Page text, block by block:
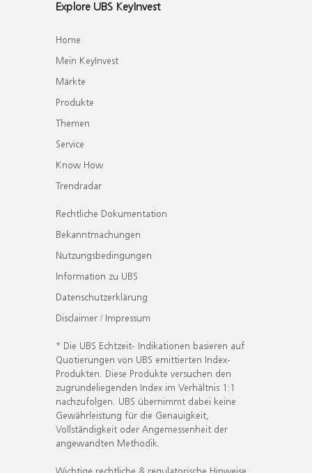
Explore UBS KeyInvest
Home
Mein KeyInvest
Märkte
Produkte
Themen
Service
Know How
Trendradar
Rechtliche Dokumentation
Bekanntmachungen
Nutzungsbedingungen
Information zu UBS
Datenschutzerklärung
Disclaimer / Impressum
* Die UBS Echtzeit- Indikationen basieren auf
Quotierungen von UBS emittierten Index-
Produkten. Diese Produkte versuchen den
zugrundeliegenden Index im Verhältnis 1:1
nachzufolgen. UBS übernimmt dabei keine
Gewährleistung für die Genauigkeit,
Vollständigkeit oder Angemessenheit der
angewandten Methodik.